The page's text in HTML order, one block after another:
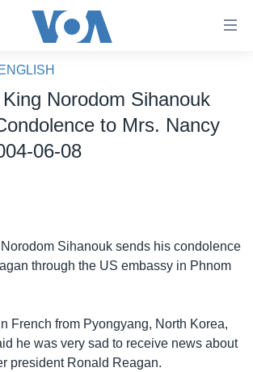
Norodom Sihanouk
to Mrs. Nancy
06-08
Sihanouk sends his condolence
through the US embassy in Phnom
French from Pyongyang, North Korea,
he was very sad to receive news about
president Ronald Reagan.